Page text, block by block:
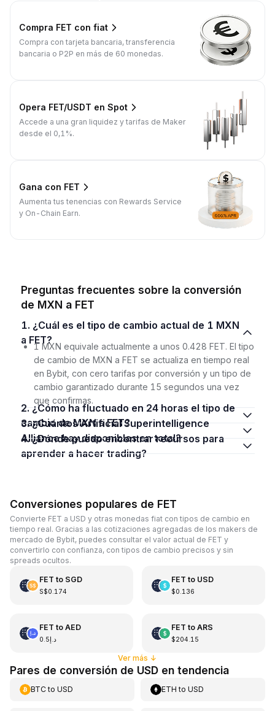
Compra FET con fiat
Compra con tarjeta bancaria, transferencia
bancaria o P2P en más de 60 monedas.
Opera FET/USDT en Spot
Accede a una gran liquidez y tarifas de Maker
desde el 0,1%.
Gana con FET
Aumenta tus tenencias con Rewards Service
y On-Chain Earn.
Preguntas frecuentes sobre la conversión
de MXN a FET
1. ¿Cuál es el tipo de cambio actual de 1 MXN
a FET?
1 MXN equivale actualmente a unos 0.428 FET. El tipo
de cambio de MXN a FET se actualiza en tiempo real
en Bybit, con cero tarifas por conversión y un tipo de
cambio garantizado durante 15 segundos una vez
que confirmas.
2. ¿Cómo ha fluctuado en 24 horas el tipo de
cambio de MXN a FET?
3. ¿Cuántos Artificial Superintelligence
Alliance hay disponibles en total?
4. ¿Dónde puedo encontrar recursos para
aprender a hacer trading?
Conversiones populares de FET
Convierte FET a USD y otras monedas fiat con tipos de cambio en
tiempo real. Gracias a las cotizaciones agregadas de los makers de
mercado de Bybit, puedes consultar el valor actual de FET y
convertirlo con confianza, con tipos de cambio precisos y sin
spreads ocultos.
FET to SGD
S$0.174
FET to USD
$0.136
FET to AED
د.إ0.5
FET to ARS
$204.15
Ver más ↓
Pares de conversión de USD en tendencia
BTCto USD ETH toUSD